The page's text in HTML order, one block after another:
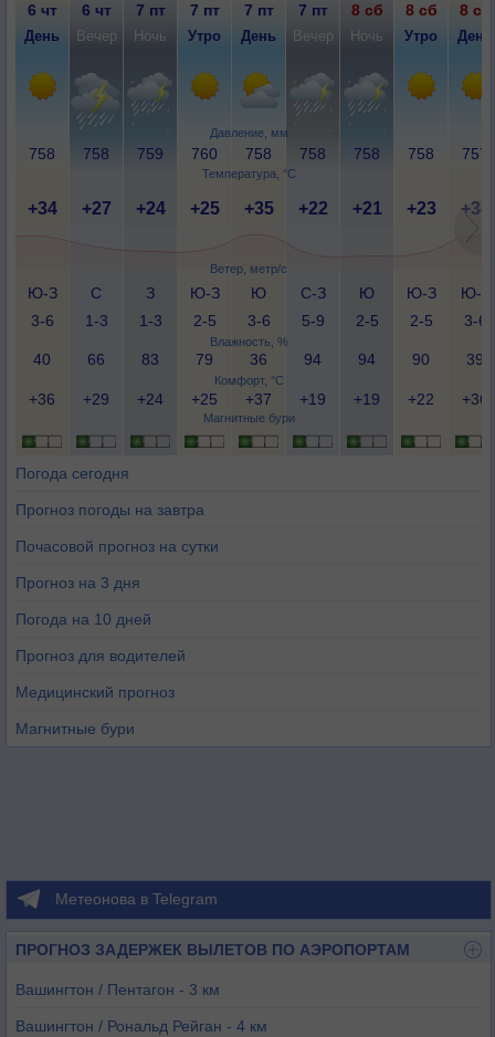
Давление, мм
Температура, °C
Ветер, метр/с
Влажность, %
Комфорт, °C
Магнитные бури
6 чт 6 чт 7 пт 7 пт 7 пт 7 пт 8 сб 8 сб 8 сб
День Вечер Ночь Утро День Вечер Ночь Утро День
758 758 759 760 758 758 758 758 757
+34 +27 +24 +25 +35 +22 +21 +23 +34
Ю-З
3-6
С
1-3
З
1-3
Ю-З
2-5
Ю
3-6
С-З
5-9
Ю
2-5
Ю-З
2-5
Ю-З
3-6
40 66 83 79 36 94 94 90 39
+36 +29 +24 +25 +37 +19 +19 +22 +36
Погода сегодня
Прогноз погоды на завтра
Почасовой прогноз на сутки
Прогноз на 3 дня
Погода на 10 дней
Прогноз для водителей
Медицинский прогноз
Магнитные бури
Метеонова в Telegram
ПРОГНОЗ ЗАДЕРЖЕК ВЫЛЕТОВ ПО АЭРОПОРТАМ
Вашингтон / Пентагон - 3 км
Вашингтон / Рональд Рейган - 4 км